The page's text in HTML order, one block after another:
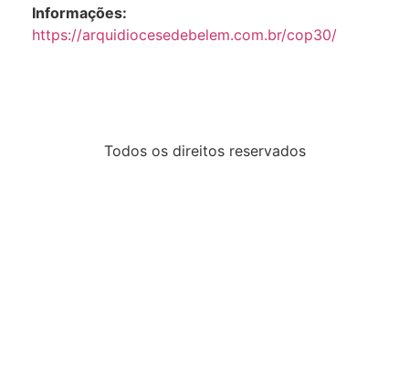
Informações:
https://arquidiocesedebelem.com.br/cop30/
Todos os direitos reservados